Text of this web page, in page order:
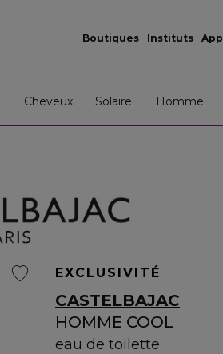
Boutiques Instituts App
Cheveux Solaire Homme
EXCLUSIVITÉ
CASTELBAJAC
HOMME COOL
eau de toilette